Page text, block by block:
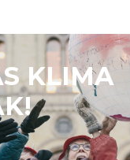
KLIMA